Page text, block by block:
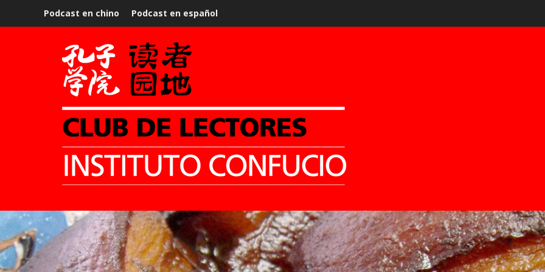
Podcast en chino Podcast en español